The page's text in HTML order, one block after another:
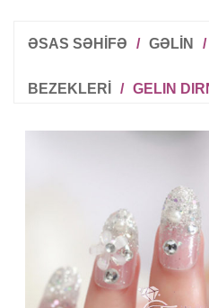
ƏSAS SƏHİFƏ / GƏLIN /
BEZEKLERI / GELIN